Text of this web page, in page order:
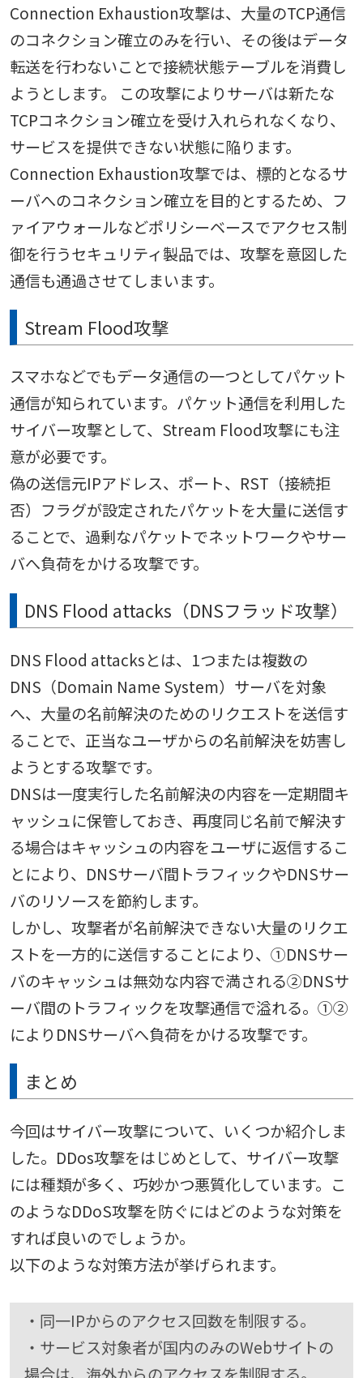
Connection Exhaustion攻撃は、大量のTCP通信
のコネクション確立のみを行い、その後はデータ
転送を行わないことで接続状態テーブルを消費し
ようとします。 この攻撃によりサーバは新たな
TCPコネクション確立を受け入れられなくなり、
サービスを提供できない状態に陥ります。
Connection Exhaustion攻撃では、標的となるサ
ーバへのコネクション確立を目的とするため、フ
ァイアウォールなどポリシーベースでアクセス制
御を行うセキュリティ製品では、攻撃を意図した
通信も通過させてしまいます。
Stream Flood攻撃
スマホなどでもデータ通信の一つとしてパケット
通信が知られています。パケット通信を利用した
サイバー攻撃として、Stream Flood攻撃にも注
意が必要です。
偽の送信元IPアドレス、ポート、RST（接続拒
否）フラグが設定されたパケットを大量に送信す
ることで、過剰なパケットでネットワークやサー
バへ負荷をかける攻撃です。
DNS Flood attacks（DNSフラッド攻撃）
DNS Flood attacksとは、1つまたは複数の
DNS（Domain Name System）サーバを対象
へ、大量の名前解決のためのリクエストを送信す
ることで、正当なユーザからの名前解決を妨害し
ようとする攻撃です。
DNSは一度実行した名前解決の内容を一定期間キ
ャッシュに保管しておき、再度同じ名前で解決す
る場合はキャッシュの内容をユーザに返信するこ
とにより、DNSサーバ間トラフィックやDNSサー
バのリソースを節約します。
しかし、攻撃者が名前解決できない大量のリクエ
ストを一方的に送信することにより、①DNSサー
バのキャッシュは無効な内容で満される②DNSサ
ーバ間のトラフィックを攻撃通信で溢れる。①②
によりDNSサーバへ負荷をかける攻撃です。
まとめ
今回はサイバー攻撃について、いくつか紹介しま
した。DDos攻撃をはじめとして、サイバー攻撃
には種類が多く、巧妙かつ悪質化しています。こ
のようなDDoS攻撃を防ぐにはどのような対策を
すれば良いのでしょうか。
以下のような対策方法が挙げられます。
・同一IPからのアクセス回数を制限する。
・サービス対象者が国内のみのWebサイトの